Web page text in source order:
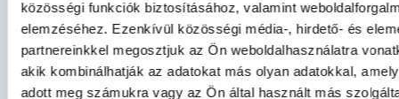
közösségi funkciók biztosításához, valamint
elemzéséhez. Ezenkívül közösségi média-, hirdető- és
partnereinkkel megosztjuk az Ön weboldalhasználatra
akik kombinálhatják az adatokat más olyan adatokkal,
adott meg számukra vagy az Ön által használt más
FŐESPERESI TEMPLOM